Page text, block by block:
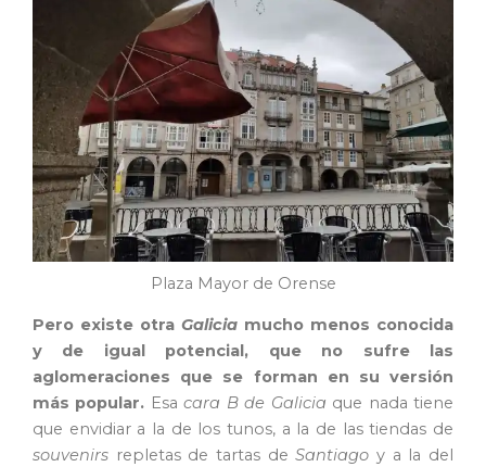
Plaza Mayor de Orense
Pero existe otra Galicia mucho menos conocida
y de igual potencial, que no sufre las
aglomeraciones que se forman en su versión
más popular. Esacara B de Galicia que nada tiene
que envidiar a la de los tunos, a la de las tiendas de
souvenirs repletas de tartas deSantiago y a la del